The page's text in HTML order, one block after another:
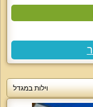
וילות במגדל